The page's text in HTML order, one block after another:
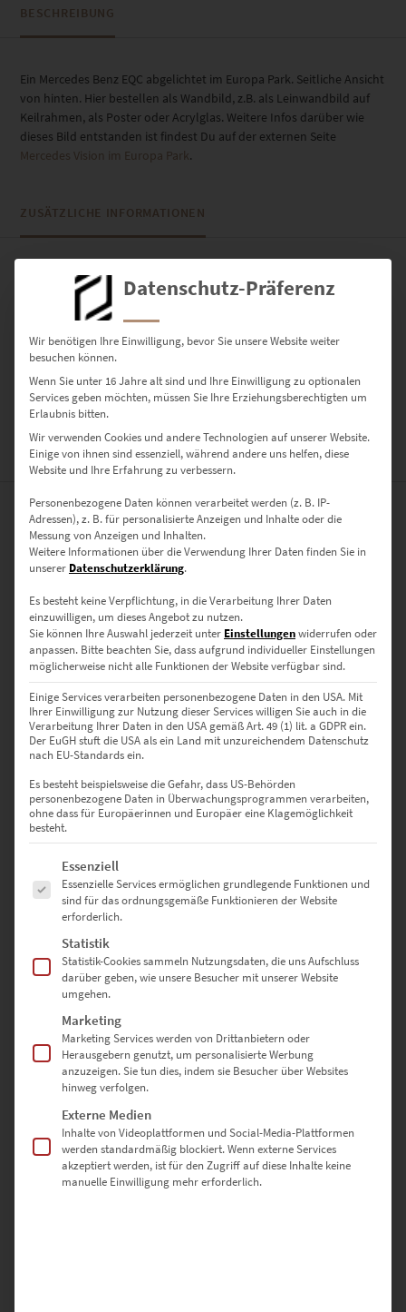
BESCHREIBUNG
Ein Mercedes Benz EQC abgelichtet im Europa Park. Seitliche Ansicht
von hinten. Hier bestellen als Wandbild, z.B. als Leinwandbild auf
Keilrahmen, als Poster oder Acrylglas. Weitere Infos darüber wie
dieses Bild entstanden ist findest Du auf der externen Seite
Mercedes Vision im Europa Park.
ZUSÄTZLICHE INFORMATIONEN
PRODUKT BESONDERHEITEN
AUSFÜHRUNG
Poster, Leinwand auf Keilrahmen, Acrylglas
GRÖSSE
30 x 20 cm, 45 x 30 cm, 60 x 40 cm, 75 x 50 cm, 90 x 60 cm, 120 x 80
cm, 135 x 90 cm, 150 x 100 cm
BEWERTUNGEN (0)
Bewertungen
Es gibt noch keine Bewertungen.
0
SCHREIBE DIE ERSTE BEWERTUNG FÜR „EZ00943 MERCEDES EQC
EUROPA PARK IV“
Deine E-Mail-Adresse wird nicht veröffentlicht.
Erforderliche Felder sind mit*markiert
DEINE BEWERTUNG*
Datenschutz-Präferenz
Wir benötigen Ihre Einwilligung, bevor Sie unsere Website weiter
besuchen können.
Wenn Sie unter 16 Jahre alt sind und Ihre Einwilligung zu optionalen
Services geben möchten, müssen Sie Ihre Erziehungsberechtigten um
Erlaubnis bitten.
Wir verwenden Cookies und andere Technologien auf unserer Website.
Einige von ihnen sind essenziell, während andere uns helfen, diese
Website und Ihre Erfahrung zu verbessern.
Personenbezogene Daten können verarbeitet werden (z. B. IP-
Adressen), z. B. für personalisierte Anzeigen und Inhalte oder die
Messung von Anzeigen und Inhalten.
Weitere Informationen über die Verwendung Ihrer Daten finden Sie in
unserer Datenschutzerklärung.
Es besteht keine Verpflichtung, in die Verarbeitung Ihrer Daten
einzuwilligen, um dieses Angebot zu nutzen.
Sie können Ihre Auswahl jederzeit unter Einstellungenwiderrufen oder
anpassen. Bitte beachten Sie, dass aufgrund individueller Einstellungen
möglicherweise nicht alle Funktionen der Website verfügbar sind.
Einige Services verarbeiten personenbezogene Daten in den USA. Mit
Ihrer Einwilligung zur Nutzung dieser Services willigen Sie auch in die
Verarbeitung Ihrer Daten in den USA gemäß Art. 49 (1) lit. a GDPR ein.
Der EuGH stuft die USA als ein Land mit unzureichendem Datenschutz
nach EU-Standards ein.
Es besteht beispielsweise die Gefahr, dass US-Behörden
personenbezogene Daten in Überwachungsprogrammen verarbeiten,
ohne dass für Europäerinnen und Europäer eine Klagemöglichkeit
besteht.
Es folgt eine Liste der Service-Gruppen, für die eine Einwilligung
Essenziell
Essenzielle Services ermöglichen grundlegende Funktionen und
sind für das ordnungsgemäße Funktionieren der Website
erforderlich.
Statistik
Statistik-Cookies sammeln Nutzungsdaten, die uns Aufschluss
darüber geben, wie unsere Besucher mit unserer Website
umgehen.
Marketing
Marketing Services werden von Drittanbietern oder
Herausgebern genutzt, um personalisierte Werbung
anzuzeigen. Sie tun dies, indem sie Besucher über Websites
hinweg verfolgen.
Externe Medien
Inhalte von Videoplattformen und Social-Media-Plattformen
werden standardmäßig blockiert. Wenn externe Services
akzeptiert werden, ist für den Zugriff auf diese Inhalte keine
manuelle Einwilligung mehr erforderlich.